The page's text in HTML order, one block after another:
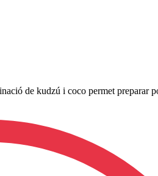
de kudzú i coco permet preparar